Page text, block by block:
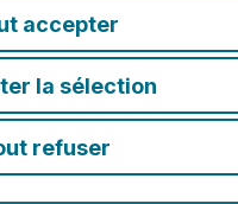
accepter
la sélection
refuser
Inc.
Source:Toronto Stock